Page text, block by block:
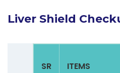
Liver Shield
SR ITEMS